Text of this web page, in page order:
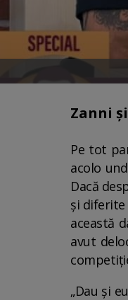
Zanni
Pe tot
acolo
Dacă
și diferite
această
avut
„Dau și